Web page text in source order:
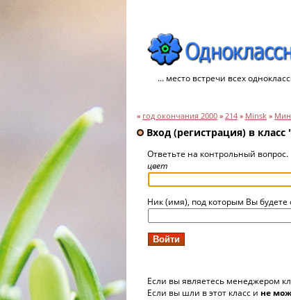
... место встречи всех
» год окончания 2000 » 214 » Minsk »
Вход (регистрация) в класс
Ответьте на контрольный вопрос.
цвет
Ник (имя), под которым Вы будете
Если вы являетесь менеджером
Если вы шли в этот класс и не